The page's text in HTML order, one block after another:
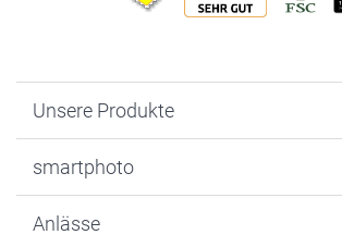
Unsere Produkte
Fotogeschenke
MyNameBook
smartphoto
Warum smartphoto
Anlässe